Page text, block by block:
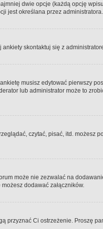
dwie opcje (każdą opcję
jest określana przez administratora.
skontaktuj się z
musisz edytować pierwszy
lub administrator może to
czytać, pisać, itd.
może nie zezwalać na
dodawać załączników.
Ci ostrzeżenie. Proszę